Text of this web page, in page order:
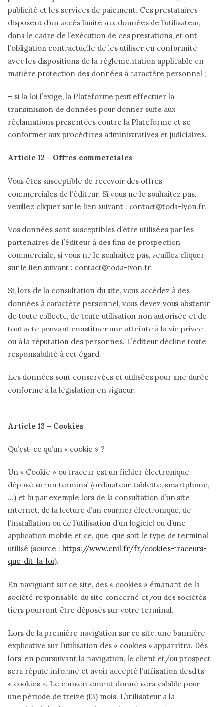
publicité et les services de paiement. Ces prestataires
disposent d’un accès limité aux données de l’utilisateur,
dans le cadre de l’exécution de ces prestations, et ont
l’obligation contractuelle de les utiliser en conformité
avec les dispositions de la réglementation applicable en
matière protection des données à caractère personnel ;
– si la loi l’exige, la Plateforme peut effectuer la
transmission de données pour donner suite aux
réclamations présentées contre la Plateforme et se
conformer aux procédures administratives et judiciaires.
Article 12 – Offres commerciales
Vous êtes susceptible de recevoir des offres
commerciales de l’éditeur. Si vous ne le souhaitez pas,
veuillez cliquer sur le lien suivant : contact@toda-lyon.fr.
Vos données sont susceptibles d’être utilisées par les
partenaires de l’éditeur à des fins de prospection
commerciale, si vous ne le souhaitez pas, veuillez cliquer
sur le lien suivant : contact@toda-lyon.fr.
Si, lors de la consultation du site, vous accédez à des
données à caractère personnel, vous devez vous abstenir
de toute collecte, de toute utilisation non autorisée et de
tout acte pouvant constituer une atteinte à la vie privée
ou à la réputation des personnes. L’éditeur décline toute
responsabilité à cet égard.
Les données sont conservées et utilisées pour une durée
conforme à la législation en vigueur.
Article 13 – Cookies
Qu’est-ce qu’un « cookie » ?
Un « Cookie » ou traceur est un fichier électronique
déposé sur un terminal (ordinateur, tablette, smartphone,
…) et lu par exemple lors de la consultation d’un site
internet, de la lecture d’un courrier électronique, de
l’installation ou de l’utilisation d’un logiciel ou d’une
application mobile et ce, quel que soit le type de terminal
utilisé (source : https://www.cnil.fr/fr/cookies-traceurs-
que-dit-la-loi).
En naviguant sur ce site, des « cookies » émanant de la
société responsable du site concerné et/ou des sociétés
tiers pourront être déposés sur votre terminal.
Lors de la première navigation sur ce site, une bannière
explicative sur l’utilisation des « cookies » apparaîtra. Dès
lors, en poursuivant la navigation, le client et/ou prospect
sera réputé informé et avoir accepté l’utilisation desdits
« cookies ». Le consentement donné sera valable pour
une période de treize (13) mois. L’utilisateur a la